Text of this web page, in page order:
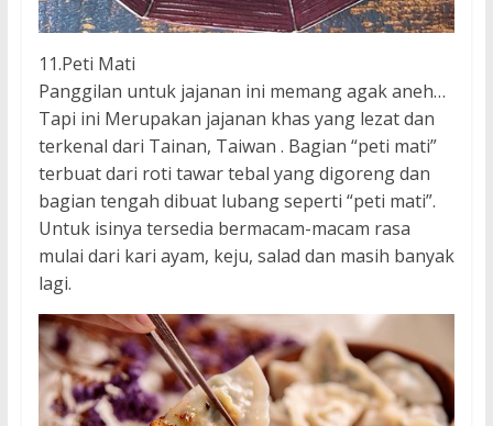
11.Peti Mati
Panggilan untuk jajanan ini memang agak aneh…
Tapi ini Merupakan jajanan khas yang lezat dan
terkenal dari Tainan, Taiwan . Bagian “peti mati”
terbuat dari roti tawar tebal yang digoreng dan
bagian tengah dibuat lubang seperti “peti mati”.
Untuk isinya tersedia bermacam-macam rasa
mulai dari kari ayam, keju, salad dan masih banyak
lagi.